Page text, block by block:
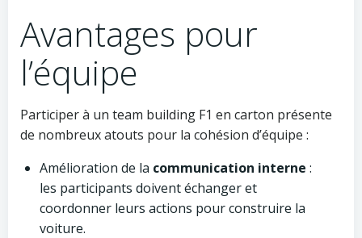
Avantages pour
l’équipe
Participer à un team building F1 en carton présente
de nombreux atouts pour la cohésion d’équipe :
Amélioration de la communication interne :
les participants doivent échanger et
coordonner leurs actions pour construire la
voiture.